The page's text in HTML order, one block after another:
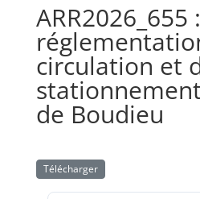
ARR2026_655
circulation et
de Boudieu
Télécharger